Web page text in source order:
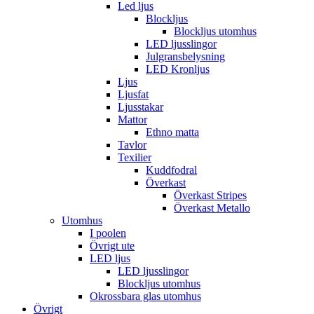
Led ljus
Blockljus
Blockljus utomhus
LED ljusslingor
Julgransbelysning
LED Kronljus
Ljus
Ljusfat
Ljusstakar
Mattor
Ethno matta
Tavlor
Texilier
Kuddfodral
Överkast
Överkast Stripes
Överkast Metallo
Utomhus
I poolen
Övrigt ute
LED ljus
LED ljusslingor
Blockljus utomhus
Okrossbara glas utomhus
Övrigt